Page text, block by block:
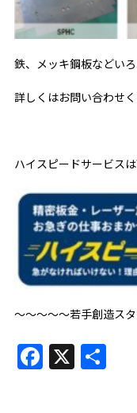
鉄、メッキ鋼板などい
詳しくはお問い合わせく
ハイスピードサービス
～～～～～若手創造ス
X 共
有